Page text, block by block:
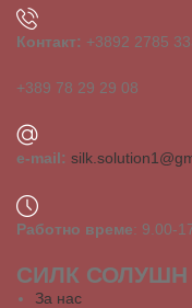
Контакт: +3892 2785
+389 78 29 29 08
e-mail:
Работно време: 9.00-
СИЛК СОЛУШН
За нас